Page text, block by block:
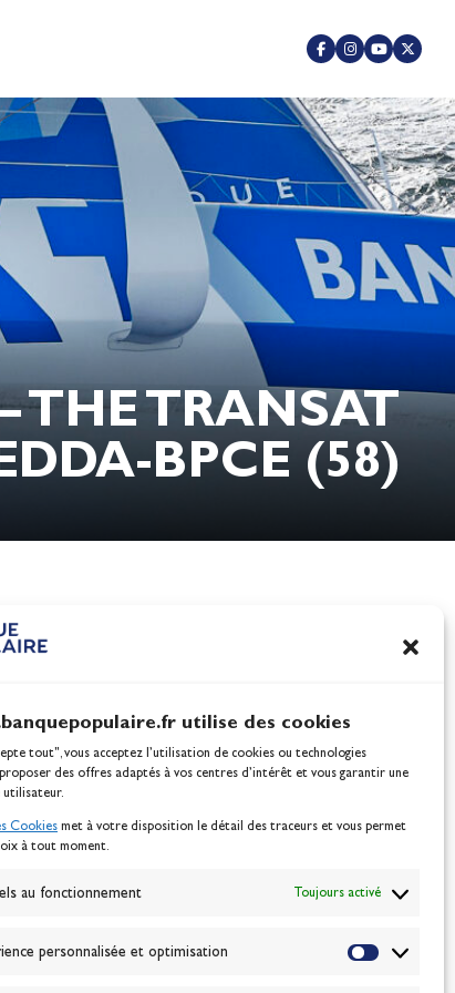
utilise des cookies
tout", vous acceptez l’utilisation de cookies ou technologies
des offres adaptés à vos centres d’intérêt et vous garantir une
utilisateur.
Cookies met à votre disposition le détail des traceurs et vous permet
à tout moment.
au fonctionnement Toujours activé
personnalisée et optimisation
THE TRANSAT
BPCE (58)
100% Glisse - Écoles
VOUS